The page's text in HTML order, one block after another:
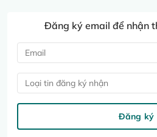
Đăng ký email để nhận
Loại tin đăng ký nhận
Đăng ký